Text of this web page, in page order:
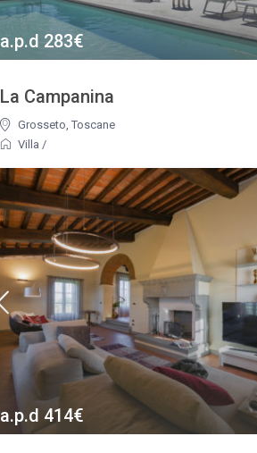
a.p.d 283€
La Campanina
Grosseto ,Toscane
Villa /
a.p.d 414€